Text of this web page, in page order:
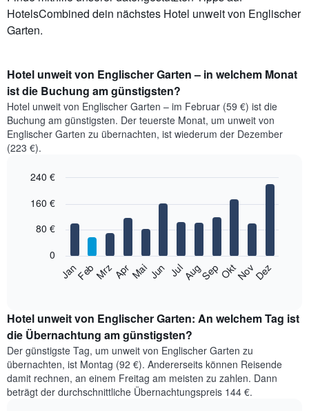
HotelsCombined dein nächstes Hotel unweit von Englischer
Garten.
Hotel unweit von Englischer Garten – in welchem Monat
ist die Buchung am günstigsten?
Hotel unweit von Englischer Garten – im Februar (59 €) ist die
Buchung am günstigsten. Der teuerste Monat, um unweit von
Englischer Garten zu übernachten, ist wiederum der Dezember
(223 €).
chart
bars.
folgende
den
durchschnittlichen
Zimmerpreis
im
jeweiligen
Monat
an.
graphic.
JanFebMrzAprMaiJun JulAugSep OktNovDez
0
80 €
160 €
240 €
Hotel unweit von Englischer Garten: An welchem Tag ist
die Übernachtung am günstigsten?
Der günstigste Tag, um unweit von Englischer Garten zu
übernachten, ist Montag (92 €). Andererseits können Reisende
damit rechnen, an einem Freitag am meisten zu zahlen. Dann
beträgt der durchschnittliche Übernachtungspreis 144 €.